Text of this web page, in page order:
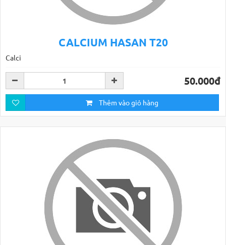
CALCIUM HASAN T20
Calci
50.000đ
Thêm vào giỏ hàng